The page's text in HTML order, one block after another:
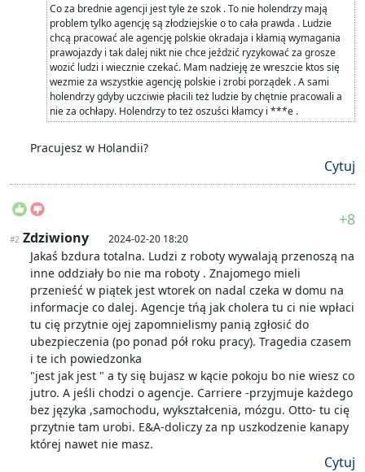
Co za brednie agencji jest tyle że szok . To nie holendrzy mają
problem tylko agencję są złodziejskie o to cała prawda . Ludzie
chcą pracować ale agencję polskie okradaja i kłamią wymagania
prawojazdy i tak dalej nikt nie chce jeździć ryzykować za grosze
wozić ludzi i wiecznie czekać. Mam nadzieję że wreszcie ktos się
wezmie za wszystkie agencję polskie i zrobi porządek . A sami
holendrzy gdyby uczciwie płacili też ludzie by chętnie pracowali a
nie za ochłapy. Holendrzy to też oszuści kłamcy i ***e .
Pracujesz w Holandii?
Cytuj
+8
#2 Zdziwiony 2024-02-20 18:20
Jakaś bzdura totalna. Ludzi z roboty wywalają przenoszą na
inne oddziały bo nie ma roboty . Znajomego mieli
przenieść w piątek jest wtorek on nadal czeka w domu na
informacje co dalej. Agencje tńą jak cholera tu ci nie wpłaci
tu cię przytnie ojej zapomnielismy panią zgłosić do
ubezpieczenia (po ponad pół roku pracy). Tragedia czasem
i te ich powiedzonka
"jest jak jest " a ty się bujasz w kącie pokoju bo nie wiesz co
jutro. A jeśli chodzi o agencje. Carriere -przyjmuje każdego
bez języka ,samochodu, wykształcenia, mózgu. Otto- tu cię
przytnie tam urobi. E&A-doliczy za np uszkodzenie kanapy
której nawet nie masz.
Cytuj